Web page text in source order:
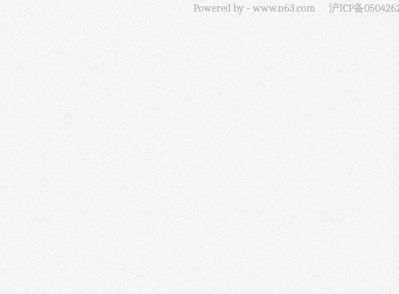
Powered by - www.n63.com 沪ICP备